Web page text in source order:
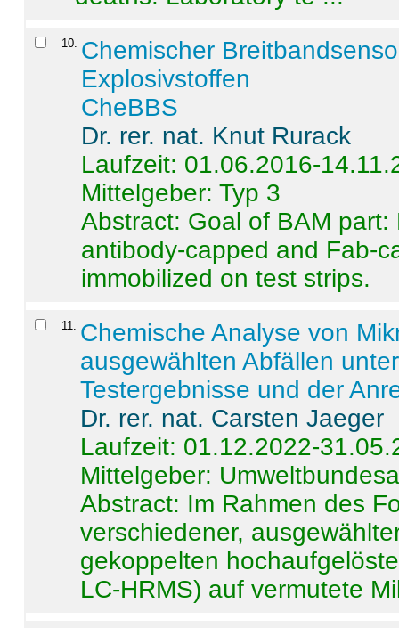
10 Chemischer
Explosivstoffen
CheBBS
Dr. rer. nat. Knut Rurack
Laufzeit: 01.06.2016-
Mittelgeber: Typ 3
Abstract: Goal of BAM
antibody-capped and Fab-
immobilized on test strips.
11
Chemische Analyse von
ausgewählten Abfällen
Testergebnisse und der
Dr. rer. nat. Carsten Jaeger
Laufzeit: 01.12.2022-
Mittelgeber:
Abstract: Im Rahmen des
verschiedener,
gekoppelten
LC-HRMS) auf vermutete